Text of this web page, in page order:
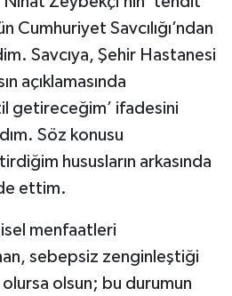
Cumhuriyet Savcılığı’ndan
Savcıya, Şehir Hastanesi
açıklamasında
getireceğim’ ifadesini
Söz konusu
hususların arkasında
ettim.
menfaatleri
sebepsiz zenginleştiği
olsun; bu durumun